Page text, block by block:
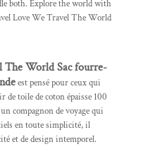
both. Explore the world with
Love We Travel The World
The World Sac fourre-
eest pensé pour ceux qui
de toile de coton épaisse 100
compagnon de voyage qui
en toute simplicité, il
et de design intemporel.